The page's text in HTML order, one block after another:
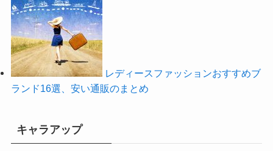
レディースファッションおすすめブ
ランド16選、安い通販のまとめ
キャラアップ